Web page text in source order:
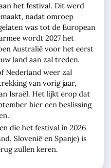
het festival. Dit werd
nadat omroep
was tot de European
wordt 2027 het
Australië voor het eerst
land aan zal treden.
Nederland weer zal
van vorig jaar,
Israël. Het lijkt erop dat
hier een beslissing
die het festival in 2026
Slovenië en Spanje) is
zullen keren.